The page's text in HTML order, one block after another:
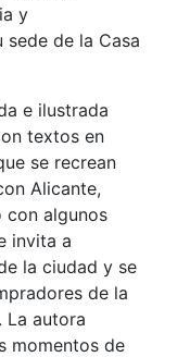
y
sede de la Casa
e ilustrada
textos en
se recrean
Alicante,
algunos
invita a
la ciudad y se
de la
La autora
momentos de